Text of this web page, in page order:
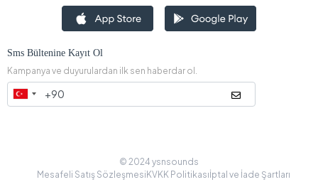
Sms Bültenine Kayıt Ol
Kampanya ve duyurulardan ilk sen haberdar ol.
© 2024 ysnsounds
Mesafeli Satış Sözleşmesi KVKK Politikasıİptal ve İade Şartları